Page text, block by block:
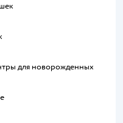
для новорожденных